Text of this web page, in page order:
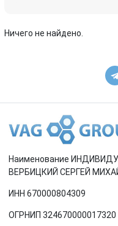
Toyota
Volvo
Ничего не найдено.
Наименование
ВЕРБИЦКИЙ СЕРГЕЙ
ИНН 670000804309
ОГРНИП 324670000017320